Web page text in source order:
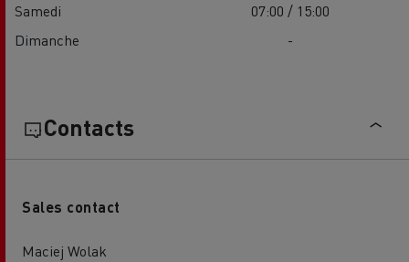
Samedi
07:00 / 15:00
Dimanche
-
Contacts
Sales contact
Maciej Wolak